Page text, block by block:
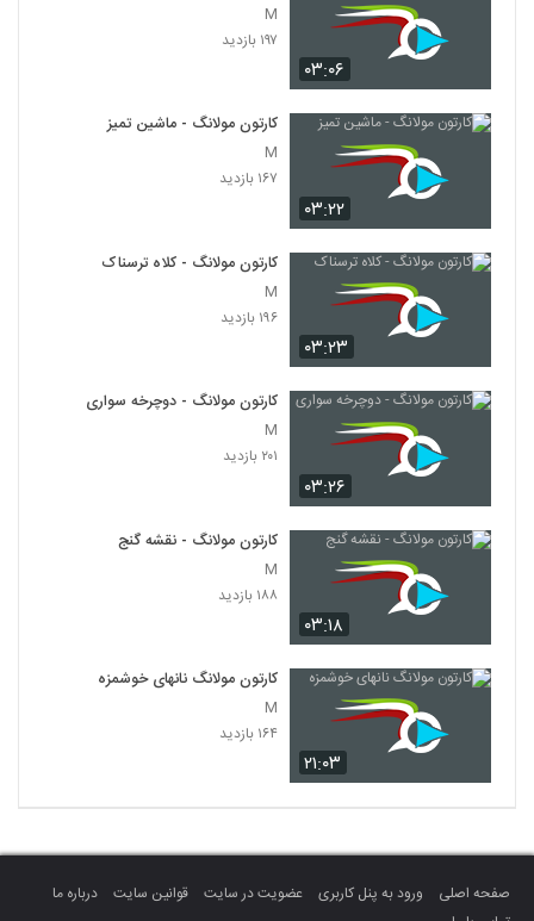
۰۳:۰۶
M
۱۹۷ بازدید
۰۳:۲۲
کارتون مولانگ - ماشین تمیز
M
۱۶۷ بازدید
۰۳:۲۳
کارتون مولانگ - کلاه ترسناک
M
۱۹۶ بازدید
۰۳:۲۶
کارتون مولانگ - دوچرخه سواری
M
۲۰۱ بازدید
۰۳:۱۸
کارتون مولانگ - نقشه گنج
M
۱۸۸ بازدید
۲۱:۰۳
کارتون مولانگ نانهای خوشمزه
M
۱۶۴ بازدید
صفحه اصلی ورود به پنل کاربری عضویت در سایت قوانین سایت
درباره ما